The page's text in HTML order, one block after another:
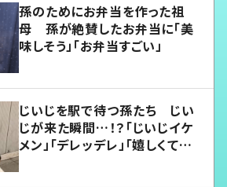
孫のためにお弁当を作った祖
母 孫が絶賛したお弁当に「美
味しそう」「お弁当すごい」
じいじを駅で待つ孫たち じい
じが来た瞬間…！？「じいじイケ
メン」「デレッデレ」「嬉しくて可